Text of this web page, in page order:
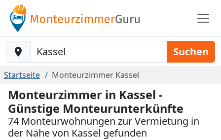
Baustelle-Location Suchen
Startseite Monteurzimmer Kassel
Monteurzimmer in Kassel -
Günstige Monteurunterkünfte
74 Monteurwohnungen zur Vermietung in
der Nähe von Kassel gefunden